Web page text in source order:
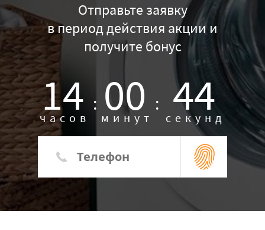
Отправьте заявку
в период действия акции и
получите бонус
14 :
часов 00 :
минут 43
секунд